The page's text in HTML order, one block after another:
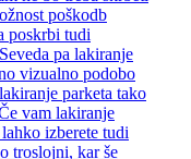
poškodb
poskrbi tudi
pa lakiranje
vizualno podobo
parketa tako
vam lakiranje
izberete tudi
troslojni, kar še